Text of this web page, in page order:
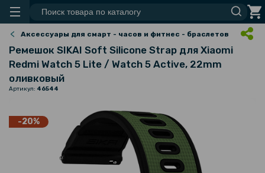
Аксессуары для смарт - часов и фитнес - браслетов
Ремешок SIKAI Soft Silicone Strap для Xiaomi
Redmi Watch 5 Lite / Watch 5 Active, 22mm
оливковый
Артикул: 46544
-20%